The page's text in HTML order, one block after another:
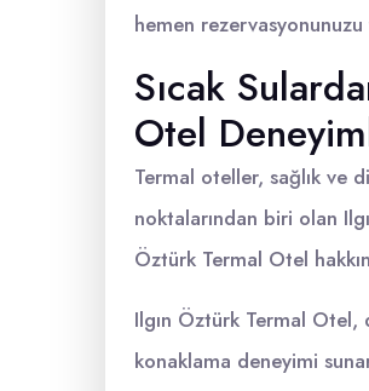
hemen rezervasyonunuzu
Sıcak
Otel
Termal oteller, sağlık ve
noktalarından biri olan
Öztürk Termal Otel
Ilgın Öztürk Termal Otel,
konaklama deneyimi